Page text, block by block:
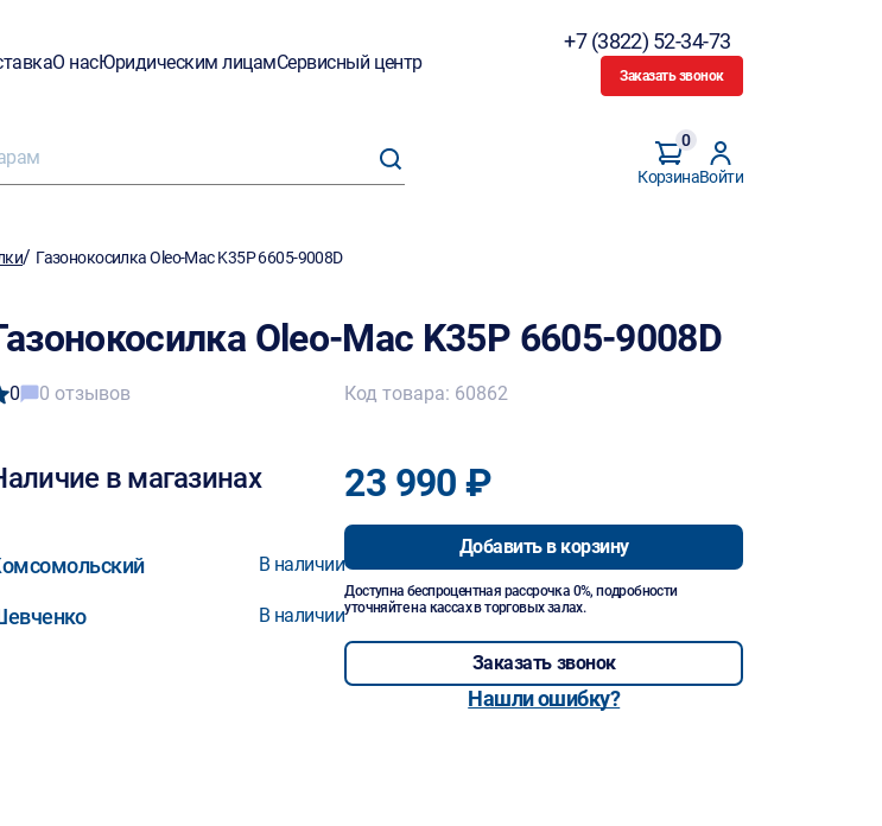
О насЮридическим лицамСервисный центр
+7 (3822) 52-34-73
Заказать звонок
Корзина
0
Войти
/ Газонокосилка Oleo-Mac K35P 6605-9008D
Oleo-Mac K35P 6605-9008D
0 0 отзывов
в магазинах
В наличии
В наличии
Код товара: 60862
23 990 ₽
Добавить в корзину
Доступна беспроцентная рассрочка 0%, подробности
уточняйте на кассах в торговых залах.
Заказать звонок
Нашли ошибку?